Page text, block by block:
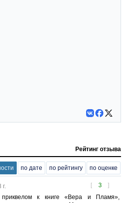
Рейтинг отзыва
по дате по рейтингу по оценке
[ 3 ]
приквелом к книге «Вера и Пламя»,